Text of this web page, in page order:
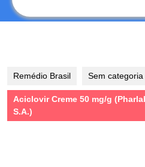
Remédio Brasil Sem categoria
Aciclovir Creme 50 mg/g
S.A.)